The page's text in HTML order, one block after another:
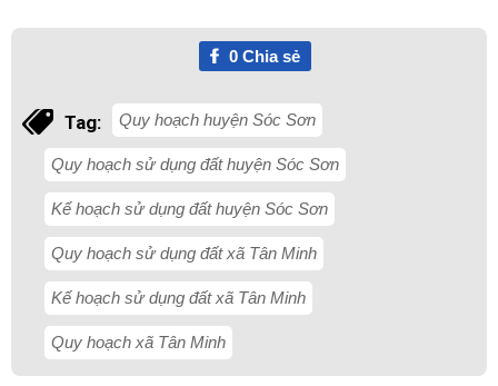
0Chia sẻ
Tag: Quy hoạch huyện Sóc Sơn
Quy hoạch sử dụng đất huyện Sóc Sơn
Kế hoạch sử dụng đất huyện Sóc Sơn
Quy hoạch sử dụng đất xã Tân Minh
Kế hoạch sử dụng đất xã Tân Minh
Quy hoạch xã Tân Minh